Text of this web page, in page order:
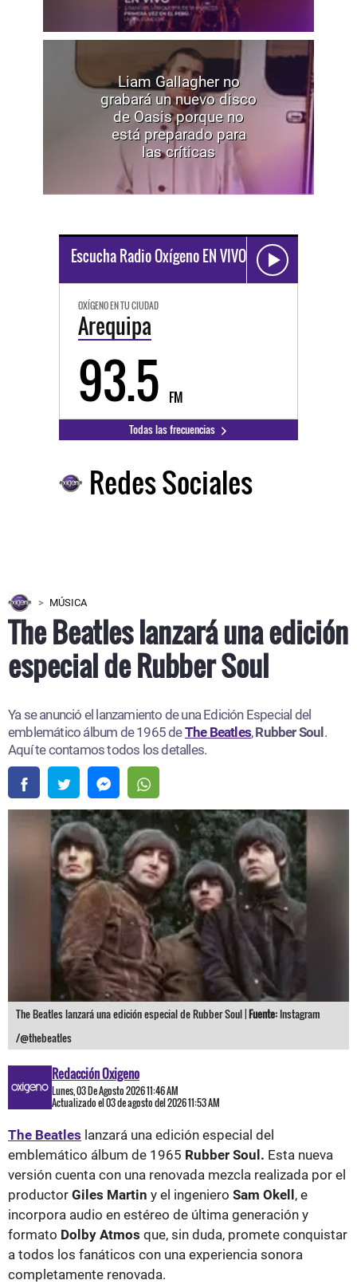
Liam Gallagher no
grabará un nuevo disco
de Oasis porque no
está preparado para
las críticas
Escucha Radio Oxígeno EN VIVO
OXÍGENO EN TU CIUDAD
Arequipa
93.5 FM
Todas las frecuencias
Redes Sociales
MÚSICA
The Beatles lanzará una edición
especial de Rubber Soul
Ya se anunció el lanzamiento de una Edición Especial del
emblemático álbum de 1965 deThe Beatles,Rubber Soul .
Aquí te contamos todos los detalles.
The Beatles lanzará una edición especial de Rubber Soul |Fuente: Instagram
/@thebeatles
Redacción Oxigeno
Lunes, 03 De Agosto 2026 11:46 AM
Actualizado el 03 de agosto del 2026 11:53 AM
The Beatles lanzará una edición especial del
emblemático álbum de 1965 Rubber Soul. Esta nueva
versión cuenta con una renovada mezcla realizada por el
productor Giles Martin y el ingeniero Sam Okell , e
incorpora audio en estéreo de última generación y
formato Dolby Atmos que, sin duda, promete conquistar
a todos los fanáticos con una experiencia sonora
completamente renovada.